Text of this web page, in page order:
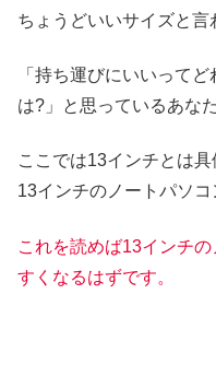
ちょうどいいサイズと言
「持ち運びにいいって
は?」と思っているあな
ここでは13インチとは
13インチのノートパソコ
これを読めば13インチ
すくなるはずです。